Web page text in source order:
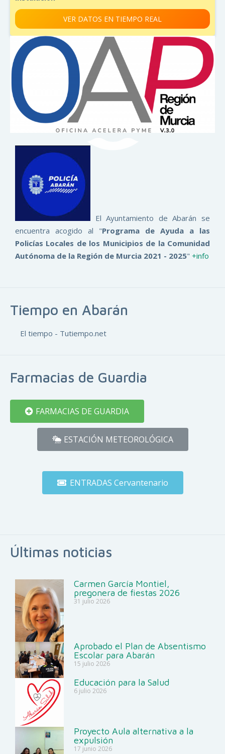
VER DATOS EN TIEMPO REAL
El Ayuntamiento de Abarán se
encuentra acogido al "Programa de Ayuda a las
Policías Locales de los Municipios de la Comunidad
Autónoma de la Región de Murcia 2021 - 2025" +info
Tiempo en Abarán
El tiempo - Tutiempo.net
Farmacias de Guardia
FARMACIAS DE GUARDIA
ESTACIÓN METEOROLÓGICA
ENTRADAS Cervantenario
Últimas noticias
Carmen García Montiel,
pregonera de fiestas 2026
31 julio 2026
Aprobado el Plan de Absentismo
Escolar para Abarán
15 julio 2026
Educación para la Salud
6 julio 2026
Proyecto Aula alternativa a la
expulsión
17 junio 2026